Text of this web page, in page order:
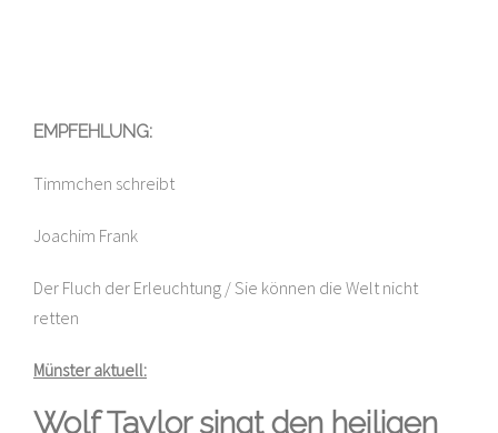
EMPFEHLUNG:
Timmchen schreibt
Joachim Frank
Der Fluch der Erleuchtung / Sie können die Welt nicht
retten
Münster aktuell:
Wolf Taylor singt den heiligen